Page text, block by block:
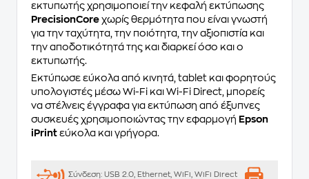
εκτυπωτής χρησιμοποιεί την κεφαλή εκτύπωσης
PrecisionCore χωρίς θερμότητα που είναι γνωστή
για την ταχύτητα, την ποιότητα, την αξιοπιστία και
την αποδοτικότητά της και διαρκεί όσο και ο
εκτυπωτής.
Εκτύπωσε εύκολα από κινητά, tablet και φορητούς
υπολογιστές μέσω Wi-Fi και Wi-Fi Direct, μπορείς
να στέλνεις έγγραφα για εκτύπωση από έξυπνες
συσκευές χρησιμοποιώντας την εφαρμογή Epson
iPrint εύκολα και γρήγορα.
Σύνδεση: USB 2.0, Ethernet, WiFi, WiFi Direct